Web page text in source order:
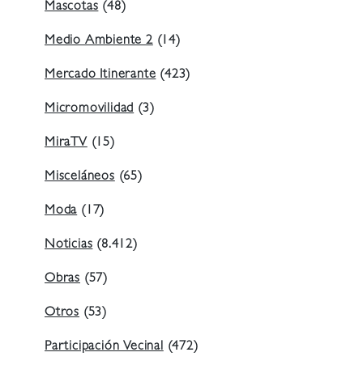
Mascotas(48)
Medio Ambiente 2(14)
Mercado Itinerante(423)
Micromovilidad(3)
MiraTV(15)
Misceláneos(65)
Moda(17)
Noticias(8.412)
Obras (57)
Otros (53)
Participación Vecinal(472)